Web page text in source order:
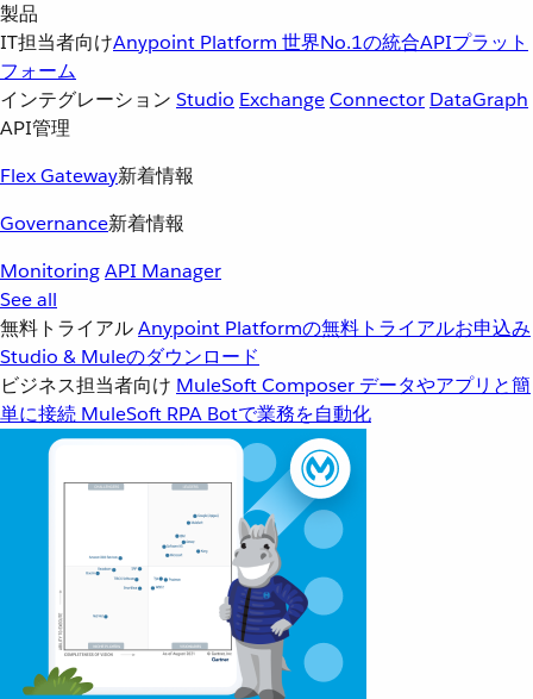
製品
IT担当者向けAnypoint Platform 世界No.1の統合APIプラット
フォーム
インテグレーション Studio ExchangeConnector DataGraph
API管理
Flex Gateway新着情報
Governance新着情報
MonitoringAPI Manager
See all
無料トライアルAnypoint Platformの無料トライアルお申込み
Studio & Muleのダウンロード
ビジネス担当者向け MuleSoft Composer データやアプリと簡
単に接続 MuleSoft RPA Botで業務を自動化